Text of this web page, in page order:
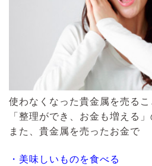
使わなくなった貴金属を売るこ
「整理ができ、お金も増える」
また、貴金属を売ったお金で
・美味しいものを食べる